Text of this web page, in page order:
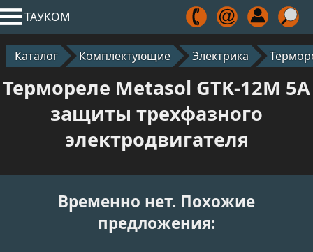
ТАУКОМ
Каталог Комплектующие Электрика
Термореле Metasol GTK-12M 5A
защиты трехфазного
электродвигателя
Временно нет. Похожие
предложения: